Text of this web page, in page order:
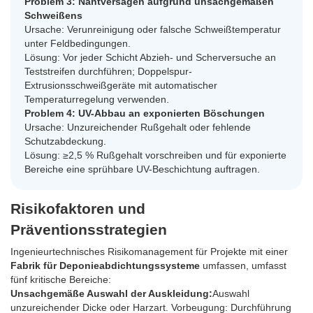
Schweißens
Ursache: Verunreinigung oder falsche Schweißtemperatur
unter Feldbedingungen.
Lösung: Vor jeder Schicht Abzieh- und Scherversuche an
Teststreifen durchführen; Doppelspur-
Extrusionsschweißgeräte mit automatischer
Temperaturregelung verwenden.
Problem 4: UV-Abbau an exponierten Böschungen
Ursache: Unzureichender Rußgehalt oder fehlende
Schutzabdeckung.
Lösung: ≥2,5 % Rußgehalt vorschreiben und für exponierte
Bereiche eine sprühbare UV-Beschichtung auftragen.
Risikofaktoren und
Präventionsstrategien
Ingenieurtechnisches Risikomanagement für Projekte mit einer
Fabrik für Deponieabdichtungssysteme umfassen, umfasst
fünf kritische Bereiche:
Unsachgemäße Auswahl der Auskleidung:Auswahl
unzureichender Dicke oder Harzart. Vorbeugung: Durchführung